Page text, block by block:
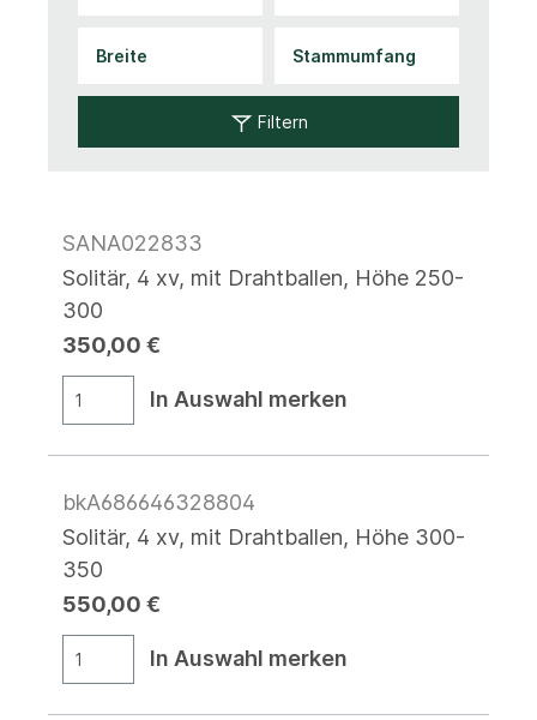
Filtern
SANA022833
Solitär, 4 xv, mit Drahtballen, Höhe 250-
300
350,00 €
In Auswahl merken
bkA686646328804
Solitär, 4 xv, mit Drahtballen, Höhe 300-
350
550,00 €
In Auswahl merken